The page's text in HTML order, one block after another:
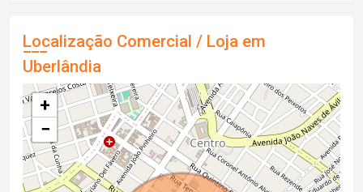
Localização Comercial / Loja em
Uberlândia
+
−